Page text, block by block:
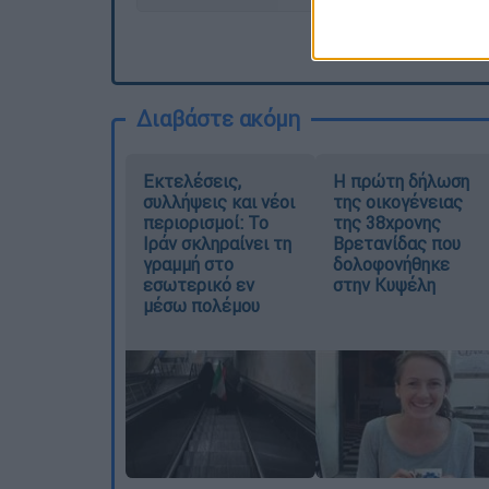
Διαβάστε ακόμη
Εκτελέσεις,
συλλήψεις και νέοι
περιορισμοί: Το
Ιράν σκληραίνει τη
γραμμή στο
εσωτερικό εν
μέσω πολέμου
Η πρώτη δήλωση
της οικογένειας
της 38χρονης
Βρετανίδας που
δολοφονήθηκε
στην Κυψέλη